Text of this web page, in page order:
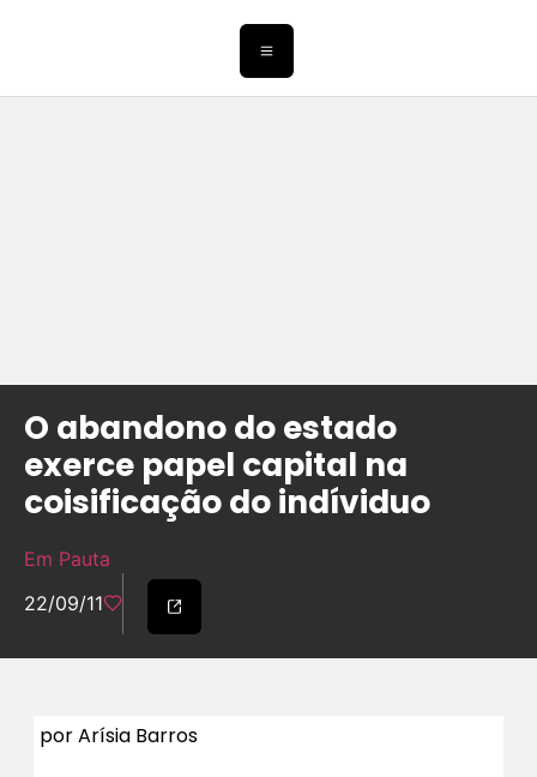
O abandono do estado
exerce papel capital na
coisificação do indíviduo
Em Pauta
22/09/11
por Arísia Barros